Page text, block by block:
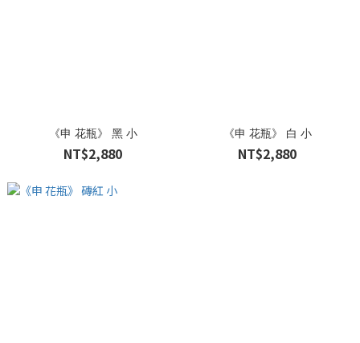
《申 花瓶》 黑 小
NT$2,880
《申 花瓶》 白 小
NT$2,880